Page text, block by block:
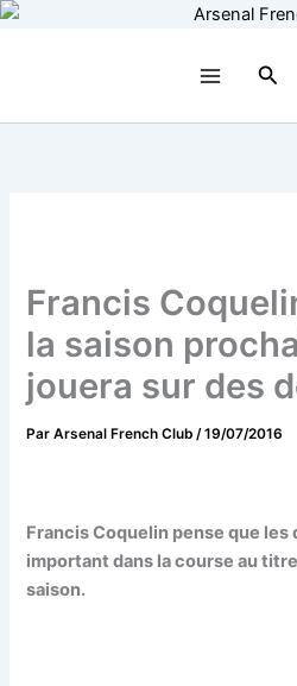
Aller
Francis
la saison
jouera sur des
ParArsenal French Club/19/07/2016
Francis Coquelin pense que
important dans la course au
saison.